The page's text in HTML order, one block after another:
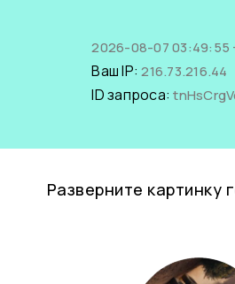
2026-08-07 03:49:55
Ваш IP:216.73.216.44
ID запроса:
Разверните картинку